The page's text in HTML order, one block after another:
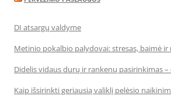
DI atsargų valdyme
Metinio pokalbio palydovai: stresas, baimė
Didelis vidaus durų ir rankenų pasirinkimas –
Kaip išsirinkti geriausią valiklį pelėsio